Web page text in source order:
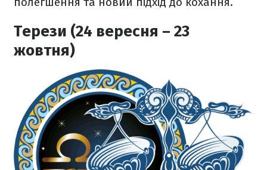
Терези (24 вересня – 23
жовтня)